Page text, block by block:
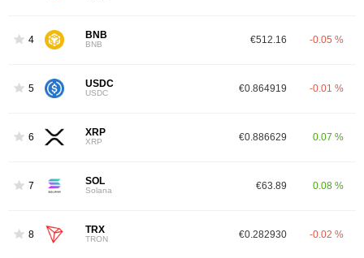
4 BNB
BNB €512.16 -0.05 %
5 USDC
USDC €0.864919 -0.01 %
6 XRP
XRP €0.886629 0.07 %
7 SOL
Solana €63.89 0.08 %
8 TRX
TRON €0.282930 -0.02 %